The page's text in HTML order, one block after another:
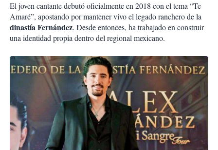
El joven cantante debutó oficialmente en 2018 con el tema “Te
Amaré”, apostando por mantener vivo el legado ranchero de la
dinastía Fernández. Desde entonces, ha trabajado en construir
una identidad propia dentro del regional mexicano.